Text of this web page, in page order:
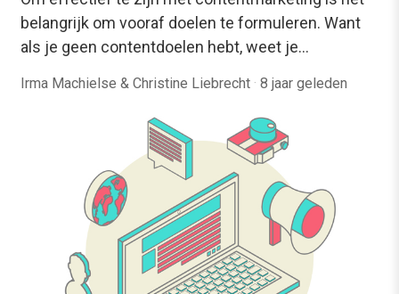
belangrijk om vooraf doelen te formuleren. Want
als je geen contentdoelen hebt, weet je…
Irma Machielse & Christine Liebrecht · 8 jaar geleden